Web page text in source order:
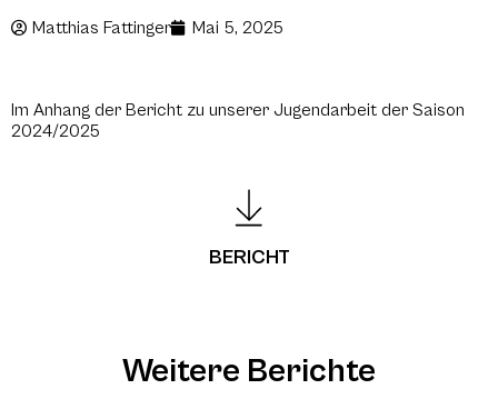
Matthias Fattinger Mai 5, 2025
Im Anhang der Bericht zu unserer Jugendarbeit der Saison
2024/2025
BERICHT
Weitere Berichte